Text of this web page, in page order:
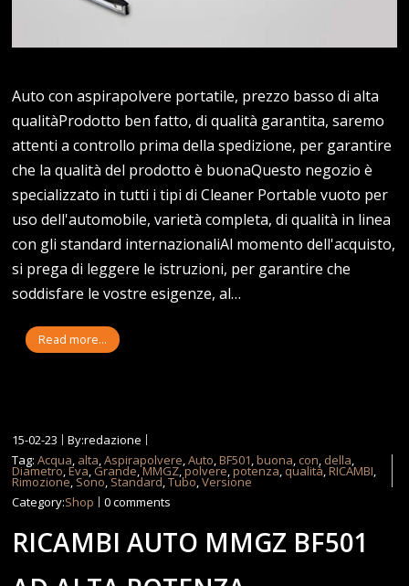
Auto con aspirapolvere portatile, prezzo basso di alta
qualitàProdotto ben fatto, di qualità garantita, saremo
attenti a controllo prima della spedizione, per garantire
che la qualità del prodotto è buonaQuesto negozio è
specializzato in tutti i tipi di Cleaner Portable vuoto per
uso dell'automobile, varietà completa, di qualità in linea
con gli standard internazionaliAl momento dell'acquisto,
si prega di leggere le istruzioni, per garantire che
soddisfare le vostre esigenze, al…
Read more...
15-02-23
By:redazione
Tag:Acqua, alta,Aspirapolvere,Auto,BF501,buona, con, della,
Diametro,Eva, Grande,MMGZ,polvere,potenza, qualità,RICAMBI,
Rimozione, Sono, Standard,Tubo,Versione
Category:Shop 0 comments
RICAMBI AUTO MMGZ BF501